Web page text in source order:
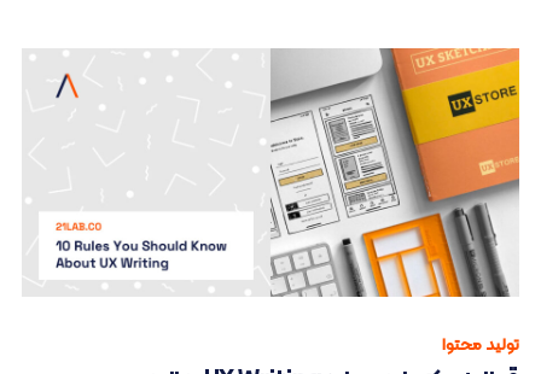
تولید محتوا